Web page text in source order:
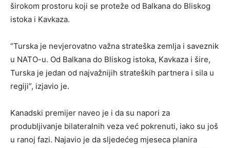
širokom prostoru koji se proteže od Balkana do Bliskog
istoka i Kavkaza.
“Turska je nevjerovatno važna strateška zemlja i saveznik
u NATO-u. Od Balkana do Bliskog istoka, Kavkaza i šire,
Turska je jedan od najvažnijih strateških partnera i sila u
regiji”, izjavio je.
Kanadski premijer naveo je i da su napori za
produbljivanje bilateralnih veza već pokrenuti, iako su još
u ranoj fazi. Najavio je da sljedećeg mjeseca planira